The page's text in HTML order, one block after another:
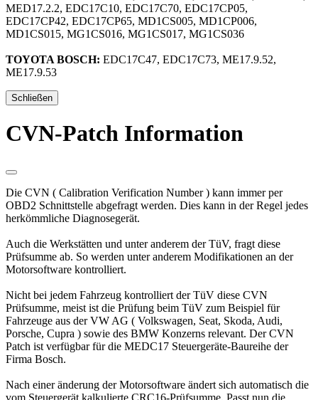
MED17.2.2, EDC17C10, EDC17C70, EDC17CP05,
EDC17CP42, EDC17CP65, MD1CS005, MD1CP006,
MD1CS015, MG1CS016, MG1CS017, MG1CS036
TOYOTA BOSCH: EDC17C47, EDC17C73, ME17.9.52,
ME17.9.53
Schließen
CVN-Patch Information
Die CVN ( Calibration Verification Number ) kann immer per
OBD2 Schnittstelle abgefragt werden. Dies kann in der Regel jedes
herkömmliche Diagnosegerät.
Auch die Werkstätten und unter anderem der TüV, fragt diese
Prüfsumme ab. So werden unter anderem Modifikationen an der
Motorsoftware kontrolliert.
Nicht bei jedem Fahrzeug kontrolliert der TüV diese CVN
Prüfsumme, meist ist die Prüfung beim TüV zum Beispiel für
Fahrzeuge aus der VW AG ( Volkswagen, Seat, Skoda, Audi,
Porsche, Cupra ) sowie des BMW Konzerns relevant. Der CVN
Patch ist verfügbar für die MEDC17 Steuergeräte-Baureihe der
Firma Bosch.
Nach einer änderung der Motorsoftware ändert sich automatisch die
vom Steuergerät kalkulierte CRC16-Prüfsumme. Passt nun die